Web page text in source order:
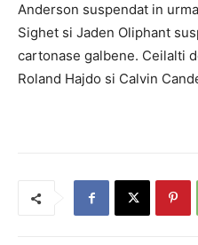
Anderson suspendat in
Sighet si Jaden Oliphant
cartonase galbene. Ceilalti
Roland Hajdo si Calvin